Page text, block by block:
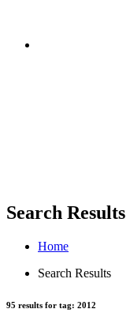
Search Results
Home
Search Results
95 results for tag: 2012